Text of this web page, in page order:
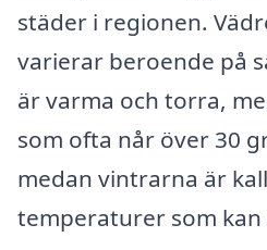
städer i regionen.
varierar beroende på
är varma och torra,
som ofta når över 30
medan vintrarna är
temperaturer som